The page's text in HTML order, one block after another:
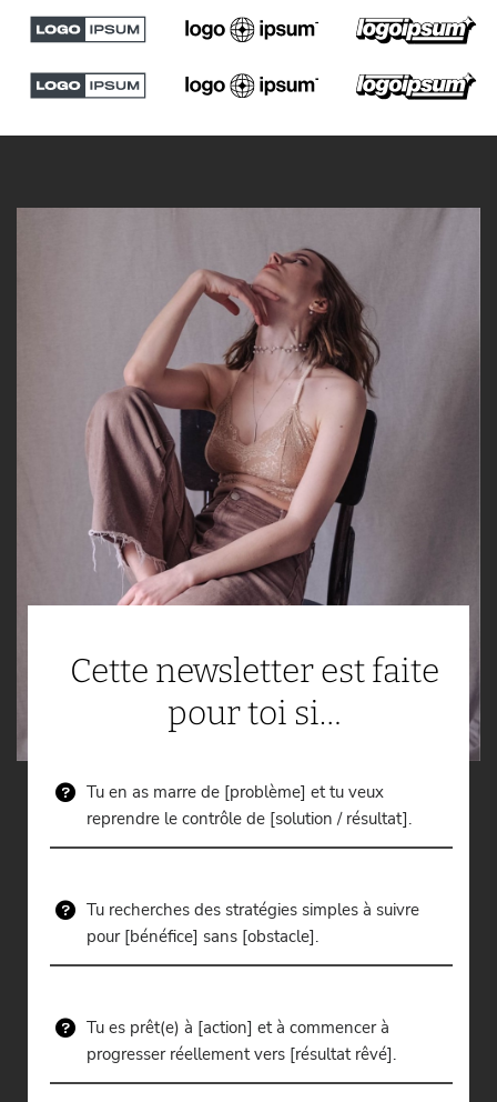
Cette newsletter est faite
pour toi si…
Tu en as marre de [problème] et tu veux
reprendre le contrôle de [solution / résultat].
Tu recherches des stratégies simples à suivre
pour [bénéfice] sans [obstacle].
Tu es prêt(e) à [action] et à commencer à
progresser réellement vers [résultat rêvé].